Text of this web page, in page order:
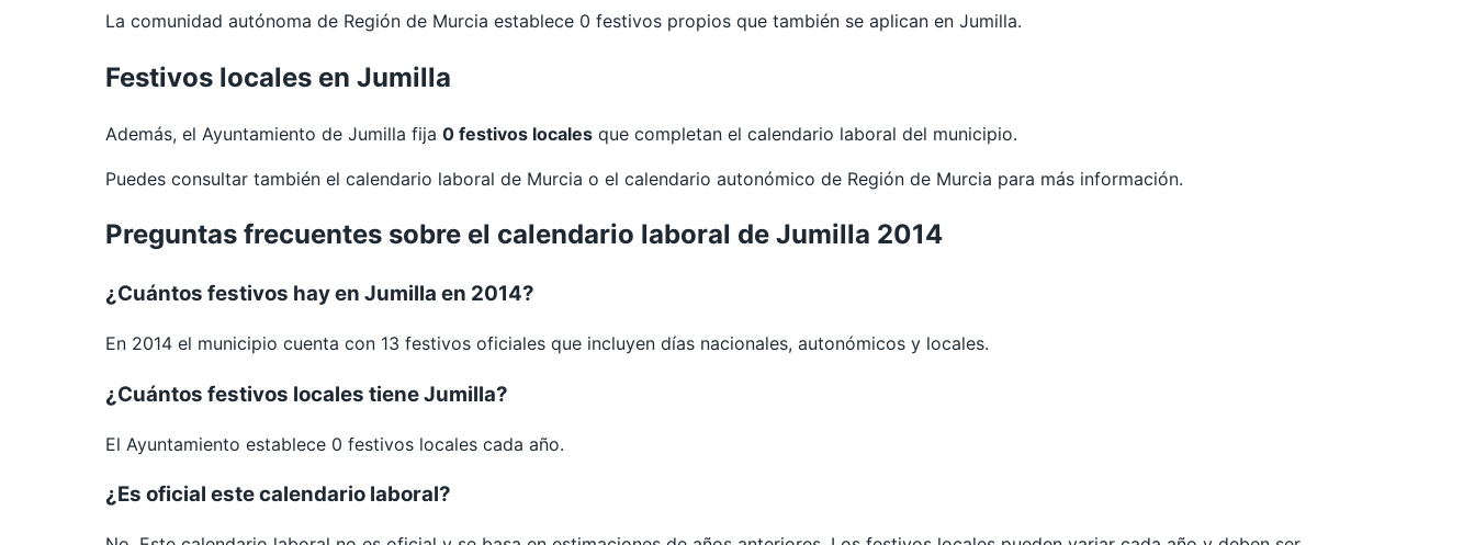
La comunidad autónoma de Región de Murcia establece 0 festivos propios que también se aplican en Jumilla.
Festivos locales en Jumilla
Además, el Ayuntamiento de Jumilla fija 0 festivos locales que completan el calendario laboral del municipio.
Puedes consultar también el calendario laboral de Murcia o el calendario autonómico de Región de Murcia para más información.
Preguntas frecuentes sobre el calendario laboral de Jumilla 2014
¿Cuántos festivos hay en Jumilla en 2014?
En 2014 el municipio cuenta con 13 festivos oficiales que incluyen días nacionales, autonómicos y locales.
¿Cuántos festivos locales tiene Jumilla?
El Ayuntamiento establece 0 festivos locales cada año.
¿Es oficial este calendario laboral?